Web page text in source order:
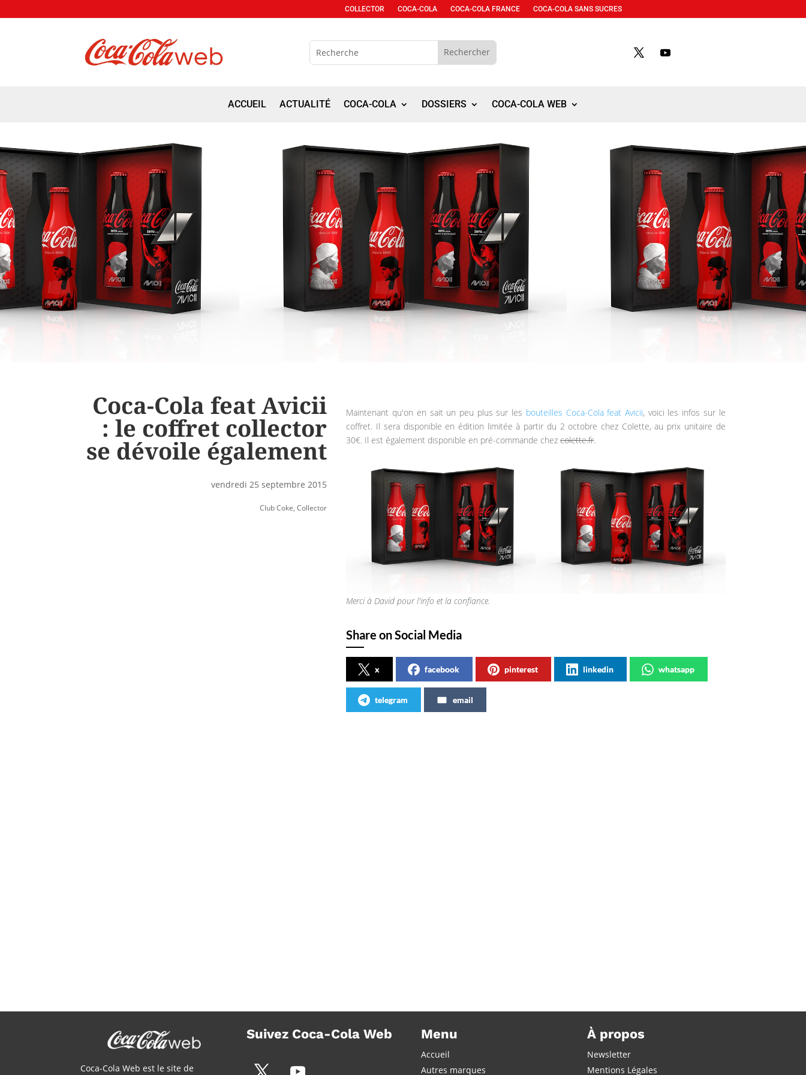
COLLECTOR COCA-COLA COCA-COLA FRANCE COCA-COLA SANS SUCRES
ACCUEIL ACTUALITÉ COCA-COLA DOSSIERS COCA-COLA WEB
Coca-Cola feat Avicii
: le coffret collector
se dévoile également
vendredi 25 septembre 2015
Club Coke,Collector
Maintenant qu'on en sait un peu plus sur les bouteilles Coca-Cola feat Avicii, voici les infos sur le
coffret. Il sera disponible en édition limitée à partir du 2 octobre chez Colette, au prix unitaire de
30€. Il est également disponible en pré-commande chezcolette.fr.
Merci à David pour l'info et la confiance.
Share on Social Media
x facebook pinterest linkedin whatsapp
telegram email
Coca-Cola Web est le site de
Suivez Coca-Cola Web Menu
Accueil
Autres marques
À propos
Newsletter
Mentions Légales